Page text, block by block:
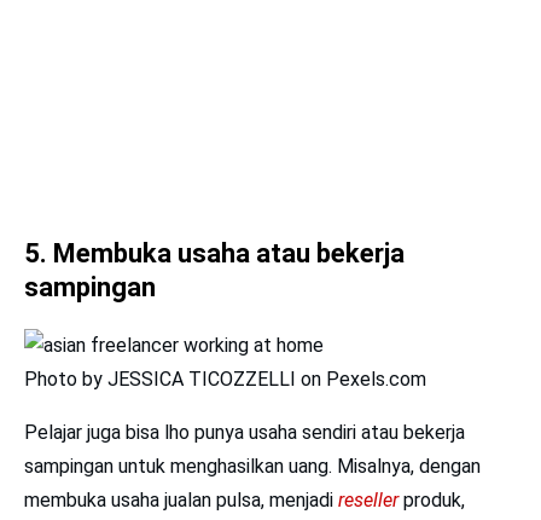
5. Membuka usaha atau bekerja
sampingan
Photo by JESSICA TICOZZELLI on Pexels.com
Pelajar juga bisa lho punya usaha sendiri atau bekerja
sampingan untuk menghasilkan uang. Misalnya, dengan
membuka usaha jualan pulsa, menjadi resellerproduk,